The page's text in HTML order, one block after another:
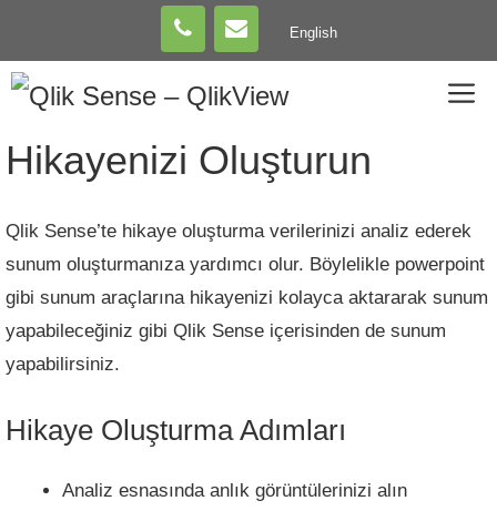
content
English
Hikayenizi Oluşturun
Qlik Sense’te hikaye oluşturma verilerinizi analiz ederek
sunum oluşturmanıza yardımcı olur. Böylelikle powerpoint
gibi sunum araçlarına hikayenizi kolayca aktararak sunum
yapabileceğiniz gibi Qlik Sense içerisinden de sunum
yapabilirsiniz.
Hikaye Oluşturma Adımları
Analiz esnasında anlık görüntülerinizi alın